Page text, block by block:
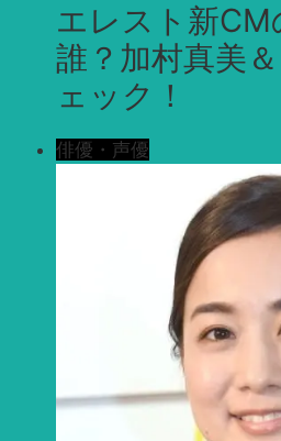
エレスト新CM
誰？加村真美
ェック！
俳優・声優